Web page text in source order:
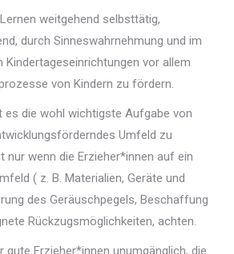
weitgehend selbsttätig,
durch Sinneswahrnehmung und im
Kindertageseinrichtungen vor allem
von Kindern zu fördern.
es die wohl wichtigste Aufgabe von
Umfeld zu
nur wenn die Erzieher*innen auf ein
( z. B. Materialien, Geräte und
des Geräuschpegels, Beschaffung
Rückzugsmöglichkeiten, achten.
gute Erzieher*innen unumgänglich, die